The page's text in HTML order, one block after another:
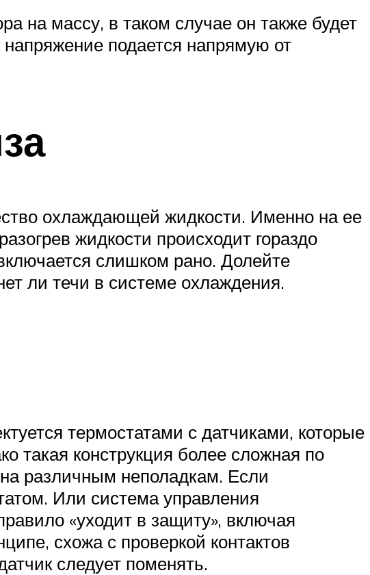
на массу, в таком случае он также будет
напряжение подается напрямую от
охлаждающей жидкости. Именно на ее
жидкости происходит гораздо
слишком рано. Долейте
ли течи в системе охлаждения.
термостатами с датчиками, которые
такая конструкция более сложная по
различным неполадкам. Если
Или система управления
«уходит в защиту», включая
схожа с проверкой контактов
следует поменять.